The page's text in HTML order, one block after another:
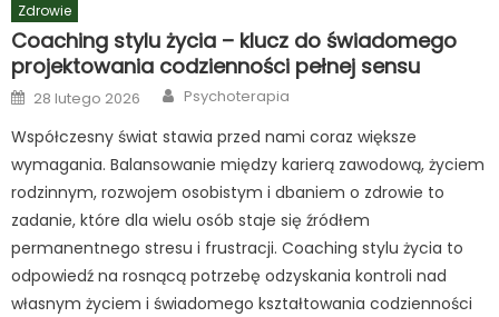
Zdrowie
Coaching stylu życia – klucz do świadomego
projektowania codzienności pełnej sensu
Posted
on
28 lutego 2026 Author
Psychoterapia
Współczesny świat stawia przed nami coraz większe
wymagania. Balansowanie między karierą zawodową, życiem
rodzinnym, rozwojem osobistym i dbaniem o zdrowie to
zadanie, które dla wielu osób staje się źródłem
permanentnego stresu i frustracji. Coaching stylu życia to
odpowiedź na rosnącą potrzebę odzyskania kontroli nad
własnym życiem i świadomego kształtowania codzienności